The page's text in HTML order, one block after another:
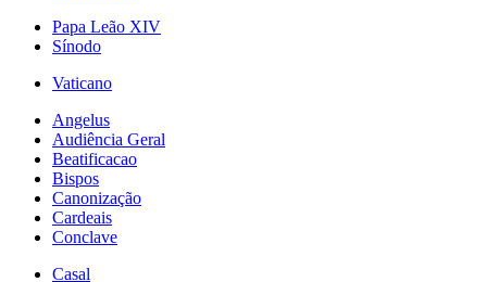
Papa Leão XIV
Sínodo
Vaticano
Angelus
Audiência Geral
Beatificacao
Bispos
Canonização
Cardeais
Conclave
Casal